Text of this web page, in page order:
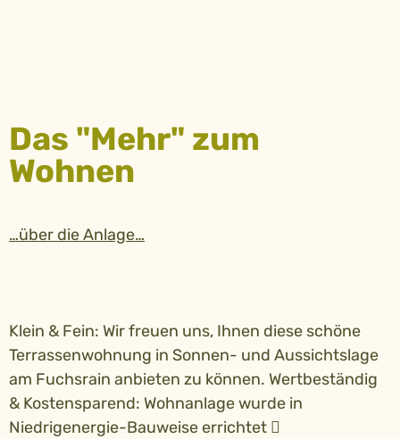
Das "Mehr" zum
Wohnen
…über die Anlage…
Klein & Fein: Wir freuen uns, Ihnen diese schöne
Terrassenwohnung in Sonnen- und Aussichtslage
am Fuchsrain anbieten zu können. Wertbeständig
& Kostensparend: Wohnanlage wurde in
Niedrigenergie-Bauweise errichtet 